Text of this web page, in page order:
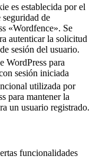
es establecida por el
de
«Wordfence». Se
autenticar la solicitud
sesión del usuario.
WordPress para
sesión iniciada
utilizada por
para mantener la
un usuario registrado.
funcionalidades